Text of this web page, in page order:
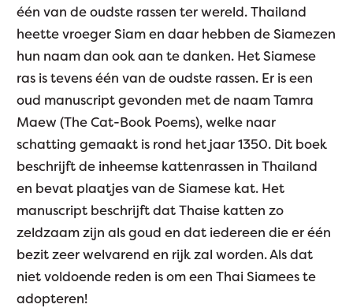
één van de oudste rassen ter wereld. Thailand
heette vroeger Siam en daar hebben de Siamezen
hun naam dan ook aan te danken. Het Siamese
ras is tevens één van de oudste rassen. Er is een
oud manuscript gevonden met de naam Tamra
Maew (The Cat-Book Poems), welke naar
schatting gemaakt is rond het jaar 1350. Dit boek
beschrijft de inheemse kattenrassen in Thailand
en bevat plaatjes van de Siamese kat. Het
manuscript beschrijft dat Thaise katten zo
zeldzaam zijn als goud en dat iedereen die er één
bezit zeer welvarend en rijk zal worden. Als dat
niet voldoende reden is om een Thai Siamees te
adopteren!